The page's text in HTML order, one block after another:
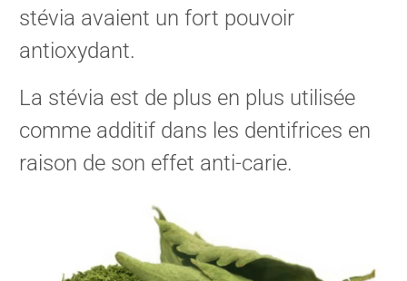
stévia avaient un fort pouvoir
antioxydant.
La stévia est de plus en plus utilisée
comme additif dans les dentifrices en
raison de son effet anti-carie.